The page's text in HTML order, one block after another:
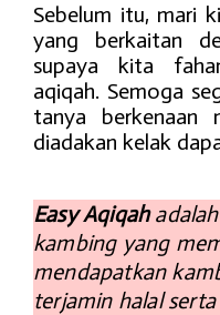
Sebelum itu, mari
yang berkaitan
supaya kita
aqiqah. Semoga
tanya berkenaan
diadakan kelak
Easy Aqiqah
kambing yang
mendapatkan
terjamin halal